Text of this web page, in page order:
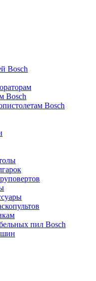
Bosch
Bosch
Bosch
пил Bosch